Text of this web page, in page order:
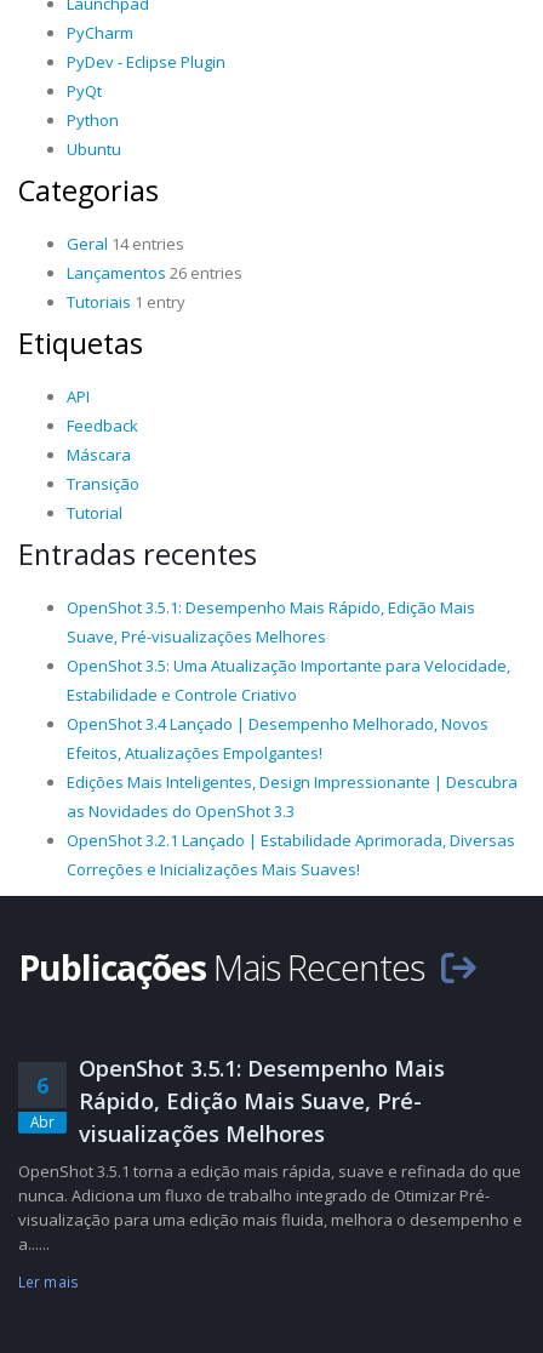
PyCharm
PyDev - Eclipse Plugin
PyQt
Python
Ubuntu
Categorias
Geral 14 entries
Lançamentos 26 entries
Tutoriais 1 entry
Etiquetas
API
Feedback
Máscara
Transição
Tutorial
Entradas recentes
OpenShot 3.5.1: Desempenho Mais Rápido, Edição Mais
Suave, Pré-visualizações Melhores
OpenShot 3.5: Uma Atualização Importante para Velocidade,
Estabilidade e Controle Criativo
OpenShot 3.4 Lançado | Desempenho Melhorado, Novos
Efeitos, Atualizações Empolgantes!
Edições Mais Inteligentes, Design Impressionante | Descubra
as Novidades do OpenShot 3.3
OpenShot 3.2.1 Lançado | Estabilidade Aprimorada, Diversas
Correções e Inicializações Mais Suaves!
Publicações Mais Recentes
6
Abr
OpenShot 3.5.1: Desempenho Mais
Rápido, Edição Mais Suave, Pré-
visualizações Melhores
OpenShot 3.5.1 torna a edição mais rápida, suave e refinada do que
nunca. Adiciona um fluxo de trabalho integrado de Otimizar Pré-
visualização para uma edição mais fluida, melhora o desempenho e
a......
Ler mais